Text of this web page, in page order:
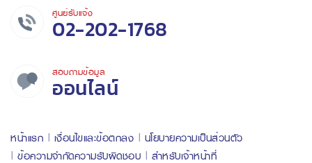
ศูนย์รับแจ้ง
02-202-1768
สอบถามข้อมูล
ออนไลน์
หน้าแรก เงื่อนไขและข้อตกลง
นโยบายความเป็นส่วนตัว
ข้อความจำกัดความรับผิดชอบ
สำหรับเจ้าหน้าที่